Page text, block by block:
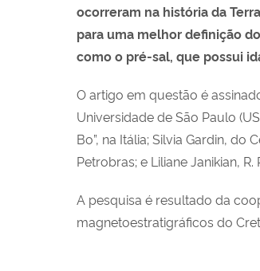
ocorreram na história da
para uma melhor definição
como o pré-sal, que possui
O artigo em questão é
Universidade de São Paulo
Bo”, na Itália; Silvia Gardin, do
Petrobras; e Liliane Janikian,
A pesquisa é resultado da
magnetoestratigráficos do